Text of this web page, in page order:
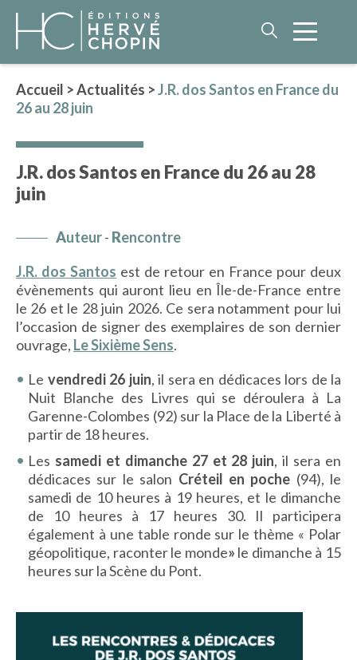
ROMAN HISTORIQUE
PHILOSOPHIE
BEAUX-LIVRES
IMAGES D’ANTAN & 100% VINTAGE
HISTOIRE & PATRIMOINE
ART & CULTURE
TERRES D’OUTRE-MER
ART & CULTURE
HISTOIRE & PATRIMOINE
IMAGES D’ANTAN
Accueil >Actualités >J.R. dos Santos en France du
26 au 28 juin
J.R. dos Santos en France du 26 au 28
juin
Auteur- Rencontre
J.R. dos Santos est de retour en France pour deux
évènements qui auront lieu en Île-de-France entre
le 26 et le 28 juin 2026. Ce sera notamment pour lui
l’occasion de signer des exemplaires de son dernier
ouvrage, Le Sixième Sens.
Le vendredi 26 juin, il sera en dédicaces lors de la
Nuit Blanche des Livres qui se déroulera à La
Garenne-Colombes (92) sur la Place de la Liberté à
partir de 18 heures.
Les samedi et dimanche 27 et 28 juin, il sera en
dédicaces sur le salon Créteil en poche (94), le
samedi de 10 heures à 19 heures, et le dimanche
de 10 heures à 17 heures 30. Il participera
également à une table ronde sur le thème « Polar
géopolitique, raconter le monde» le dimanche à 15
heures sur la Scène du Pont.